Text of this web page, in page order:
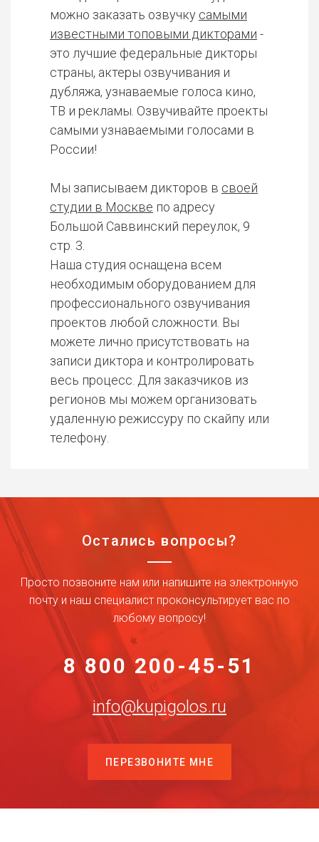
можно заказать озвучку самыми
известными топовыми дикторами -
это лучшие федеральные дикторы
страны, актеры озвучивания и
дубляжа, узнаваемые голоса кино,
ТВ и рекламы. Озвучивайте проекты
самыми узнаваемыми голосами в
России!
Мы записываем дикторов в своей
студии в Москве по адресу
Большой Саввинский переулок, 9
стр. 3.
Наша студия оснащена всем
необходимым оборудованием для
профессионального озвучивания
проектов любой сложности. Вы
можете лично присутствовать на
записи диктора и контролировать
весь процесс. Для заказчиков из
регионов мы можем организовать
удаленную режиссуру по скайпу или
телефону.
Остались вопросы?
Просто позвоните нам или напишите на электронную
почту и наш специалист проконсультирует вас по
любому вопросу!
8 800 200-45-51
info@kupigolos.ru
ПЕРЕЗВОНИТЕ МНЕ